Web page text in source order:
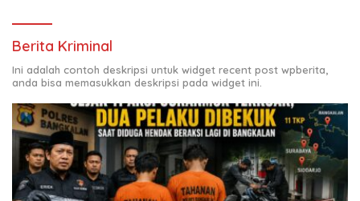
Berita Kriminal
Ini adalah contoh deskripsi untuk widget recent post wpberita,
anda bisa memasukkan deskripsi pada widget ini.